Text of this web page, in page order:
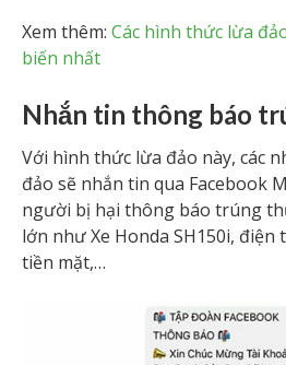
Xem thêm: Các hình thức lừa
biến nhất
Nhắn tin thông báo
Với hình thức lừa đảo này, các
đảo sẽ nhắn tin qua Facebook
người bị hại thông báo trúng
lớn như Xe Honda SH150i,
tiền mặt,…